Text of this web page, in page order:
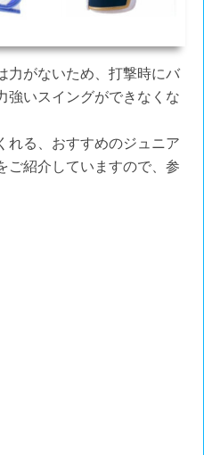
力がないため、打撃時にバ
強いスイングができなくな
れる、おすすめのジュニア
ご紹介していますので、参